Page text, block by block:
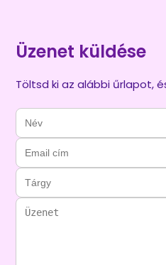
Üzenet küldése
Töltsd ki az alábbi űrlapot,